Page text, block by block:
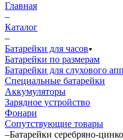
Главная
–
Каталог
–
Батарейки для часов
Батарейки по размерам
Батарейки для слухового
Специальные батарейки
Аккумуляторы
Зарядное устройство
Фонари
Сопутствующие товары
–Батарейки серебряно-